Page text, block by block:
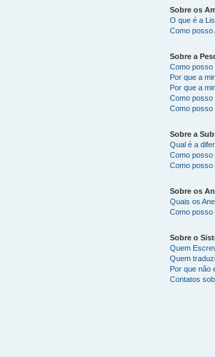
Sobre os
O que é a
Como posso
Sobre a
Como posso
Por que a
Por que a
Como posso
Como posso
Sobre a
Qual é a
Como
Como posso
Sobre os
Quais os
Como posso
Sobre o
Quem
Quem
Por que não
Contatos